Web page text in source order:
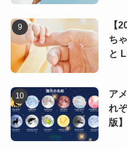
【
ち
と
ア
れ
版】